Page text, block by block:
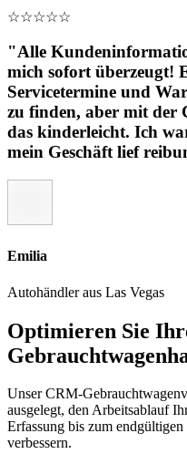
☆☆☆☆☆
"Alle
mich sofort überzeugt!
Servicetermine und
zu finden, aber mit der
das kinderleicht. Ich
mein Geschäft lief
Emilia
Autohändler aus Las Vegas
Optimieren Sie
Unser CRM-
ausgelegt, den Arbeitsablauf
Erfassung bis zum
verbessern.